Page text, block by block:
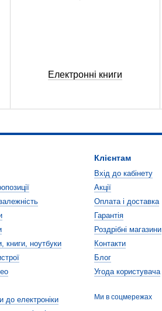
Електронні книги
книги, ноутбуки
до електроніки
Клієнтам
Вхід до кабінету
Акції
Оплата і доставка
Гарантія
Роздрібні магазини
Контакти
Блог
Угода користувача
Ми в соцмережах